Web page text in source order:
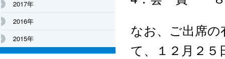
なお、ご出席
て、１２月２５
2017年
2016年
2015年